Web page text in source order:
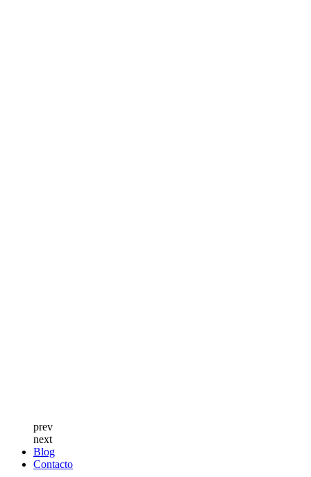
prev
next
Blog
Contacto